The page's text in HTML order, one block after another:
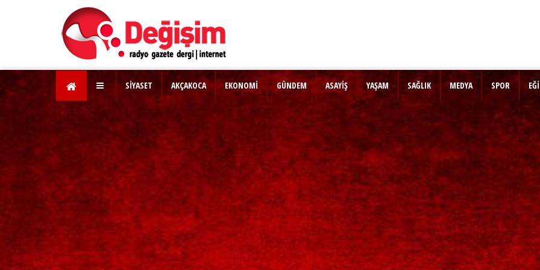
SİYASET AKÇAKOCA EKONOMİ GÜNDEM ASAYİŞ YAŞAM SAĞLIK MEDYA SPOR